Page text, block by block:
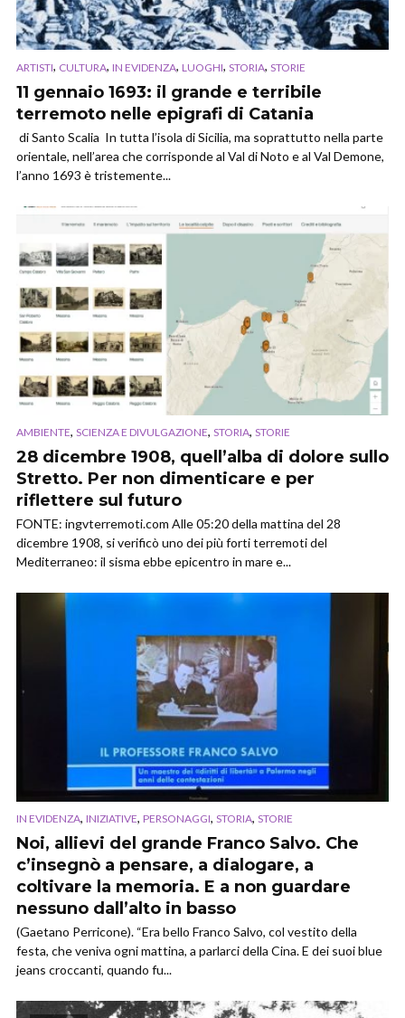
ARTISTI, CULTURA, IN EVIDENZA, LUOGHI, STORIA, STORIE
11 gennaio 1693: il grande e terribile
terremoto nelle epigrafi di Catania
di Santo Scalia In tutta l’isola di Sicilia, ma soprattutto nella parte
orientale, nell’area che corrisponde al Val di Noto e al Val Demone,
l’anno 1693 è tristemente...
AMBIENTE, SCIENZA E DIVULGAZIONE, STORIA, STORIE
28 dicembre 1908, quell’alba di dolore sullo
Stretto. Per non dimenticare e per
riflettere sul futuro
FONTE: ingvterremoti.com Alle 05:20 della mattina del 28
dicembre 1908, si verificò uno dei più forti terremoti del
Mediterraneo: il sisma ebbe epicentro in mare e...
IN EVIDENZA, INIZIATIVE, PERSONAGGI, STORIA, STORIE
Noi, allievi del grande Franco Salvo. Che
c’insegnò a pensare, a dialogare, a
coltivare la memoria. E a non guardare
nessuno dall’alto in basso
(Gaetano Perricone). “Era bello Franco Salvo, col vestito della
festa, che veniva ogni mattina, a parlarci della Cina. E dei suoi blue
jeans croccanti, quando fu...